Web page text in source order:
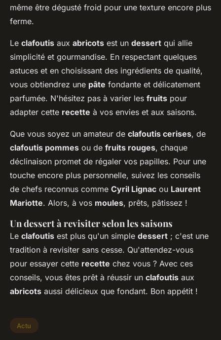
même être dégusté froid pour une texture encore plus
ferme.
Le clafoutis aux abricots est un dessert qui allie
simplicité et gourmandise. En respectant quelques
astuces et en choisissant des ingrédients de qualité,
vous obtiendrez une pâte fondante et délicatement
parfumée. N'hésitez pas à varier les fruits pour
adapter cette recette à vos envies et aux saisons.
Que vous soyez un amateur de clafoutis cerises, de
clafoutis pommes ou de fruits rouges, chaque
déclinaison promet de régaler vos papilles. Pour une
touche encore plus personnelle, suivez les conseils
de chefs reconnus comme Cyril Lignac ou Laurent
Mariotte. Alors, à vos moules, prêts, pâtissez !
Un dessert à revisiter selon les saisons
Le clafoutis est plus qu'un simple dessert ; c'est une
tradition à revisiter sans cesse. Qu'attendez-vous
pour essayer cette recette chez vous ? Avec ces
conseils, vous êtes prêt à réussir un clafoutis aux
abricots aussi délicieux que fondant. Bon appétit !
Actu